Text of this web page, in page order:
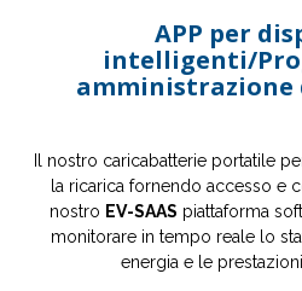
APP per
intelligenti/
amministrazione
Il nostro caricabatterie portatile
la ricarica fornendo accesso e
nostro EV-SAAS piattaforma
monitorare in tempo reale lo
energia e le